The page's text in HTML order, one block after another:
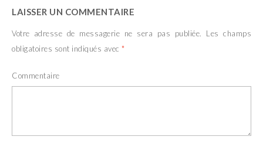
LAISSER UN COMMENTAIRE
Votre adresse de messagerie ne sera pas publiée.
Les champs
obligatoires sont indiqués avec *
Commentaire